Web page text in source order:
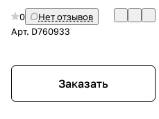
0
Нет отзывов
Арт. D760933
Заказать